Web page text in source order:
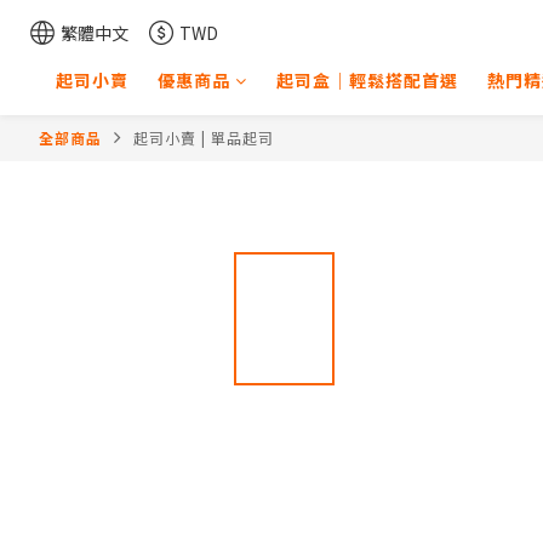
繁體中文
TWD
起司小賣
優惠商品 起司盒｜輕鬆搭配首選 熱門
全部商品 起司小賣 | 單品起司